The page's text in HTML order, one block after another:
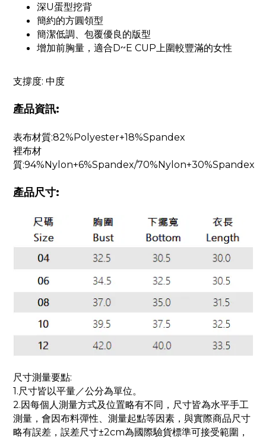
深U蛋型挖背
簡約的方圓領型
簡潔低調、包覆優良的版型
增加前胸量，適合D~E CUP上圍較豐滿的女性
支撐度: 中度
產品資訊:
表布材質:82%Polyester+18%Spandex
裡布材
質:94%Nylon+6%Spandex/70%Nylon+30%Spandex
產品尺寸:
尺寸測量要點:
1.尺寸皆以平量／公分為單位。
2.因每個人測量方式及位置略有不同，尺寸皆為水平手工
測量，會因布料彈性、測量起點等因素，與實際商品尺寸
略有誤差，誤差尺寸±2cm為國際驗貨標準可接受範圍，